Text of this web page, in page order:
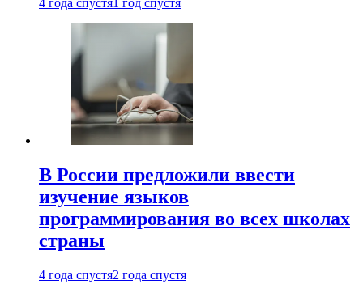
4 года спустя 1 год спустя
В России предложили ввести
изучение языков
программирования во всех школах
страны
4 года спустя2 года спустя